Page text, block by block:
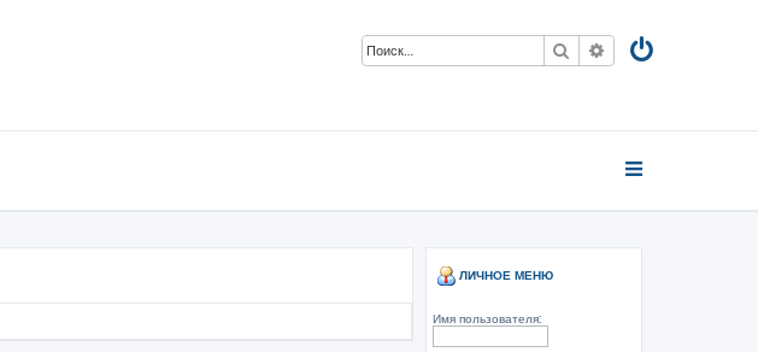
Поиск Расширенный
ЛИЧНОЕ МЕНЮ
Имя пользователя: